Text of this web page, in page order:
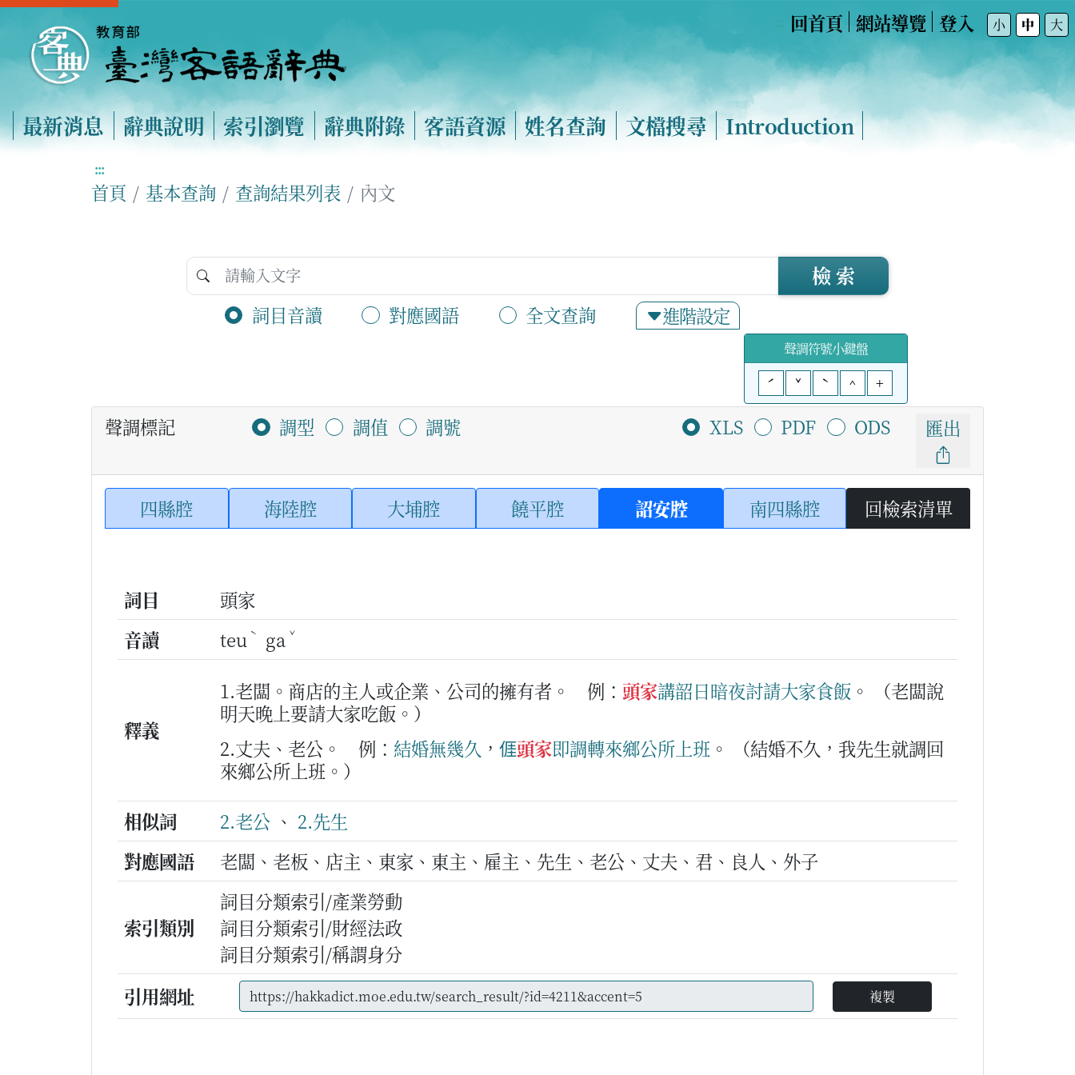
回首頁 網站導覽 登入 小 中 大
最新消息 辭典說明 索引瀏覽 辭典附錄 客語資源 姓名查詢 文檔搜尋 Introduction
:::
首頁 基本查詢 查詢結果列表 內文
詞目音讀 對應國語 全文查詢 進階設定
檢 索
聲調符號小鍵盤
ˊ
ˇ ˋ ^ +
聲調標記 調型 調值 調號 XLS PDF ODS 匯出
四縣腔 海陸腔 大埔腔 饒平腔 詔安腔 南四縣腔 回檢索清單
詞目
頭家
音讀
teu ˋ ga ˇ
釋義
1.老闆。商店的主人或企業、公司的擁有者。 例： 頭家講韶日暗夜討請大家食飯 。
（老闆說
明天晚上要請大家吃飯。）
2.丈夫、老公。
例： 結婚無幾久 ， 𠊎頭家即調轉來鄉公所 上班 。
（結婚不久，我先生就調回
來鄉公所上班。）
相似詞
2.老公 、 2.先生
對應國語
老闆、老板、店主、東家、東主、雇主、先生、老公、丈夫、君、良人、外子
索引類別
詞目分類索引/產業勞動
詞目分類索引/財經法政
詞目分類索引/稱謂身分
引用網址
複製